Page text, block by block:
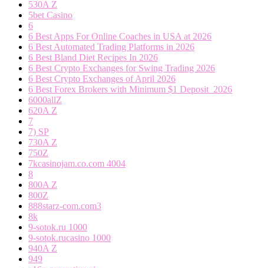
530A Z
5bet Casino
6
6 Best Apps For Online Coaches in USA at 2026
6 Best Automated Trading Platforms in 2026
6 Best Bland Diet Recipes In 2026
6 Best Crypto Exchanges for Swing Trading 2026
6 Best Crypto Exchanges of April 2026
6 Best Forex Brokers with Minimum $1 Deposit ️ 2026
6000allZ
620A Z
7
7) SP
730A Z
750Z
7kcasinojam.co.com 4004
8
800A Z
800Z
888starz-com.com3
8k
9-sotok.ru 1000
9-sotok.rucasino 1000
940A Z
949